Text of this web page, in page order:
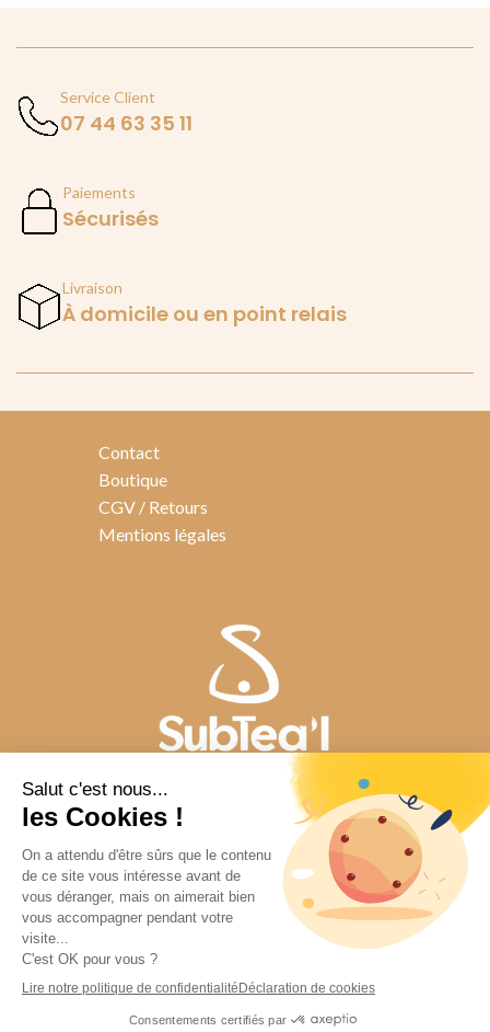
Service Client
07 44 63 35 11
Paiements
Sécurisés
Livraison
À domicile ou en point relais
Contact
Boutique
CGV / Retours
Mentions légales